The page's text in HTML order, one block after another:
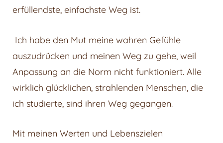
erfüllendste, einfachste Weg ist.
Ich habe den Mut meine wahren Gefühle
auszudrücken und meinen Weg zu gehe, weil
Anpassung an die Norm nicht funktioniert. Alle
wirklich glücklichen, strahlenden Menschen, die
ich studierte, sind ihren Weg gegangen.
Mit meinen Werten und Lebenszielen